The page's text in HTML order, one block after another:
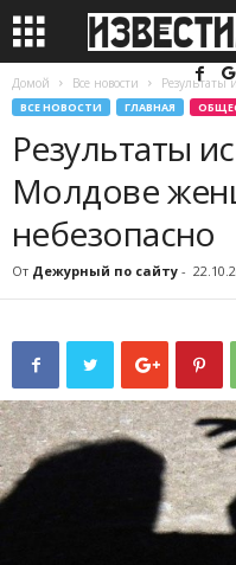
Домой Все новости Результаты
ВСЕ НОВОСТИ ГЛАВНАЯ
Результаты
Молдове
небезопасно
От Дежурный по сайту -